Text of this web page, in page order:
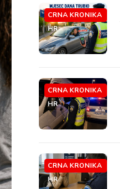
CRNA KRONIKA
HR
CRNA KRONIKA
HR
CRNA KRONIKA
HR